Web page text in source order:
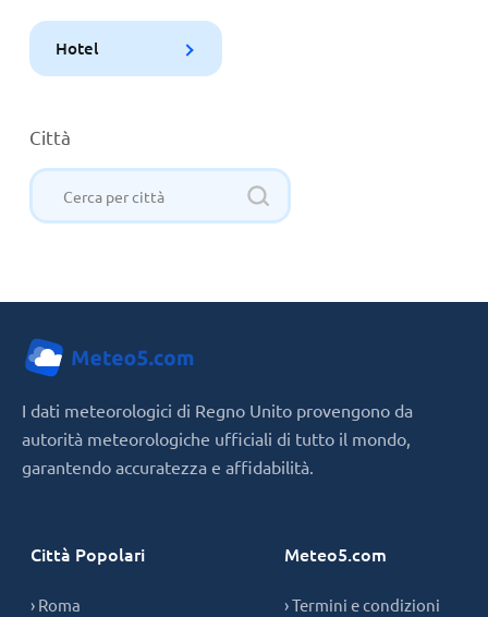
Hotel
Città
I dati meteorologici di Regno Unito provengono da
autorità meteorologiche ufficiali di tutto il mondo,
garantendo accuratezza e affidabilità.
Città Popolari
› Roma
Meteo5.com
› Termini e condizioni